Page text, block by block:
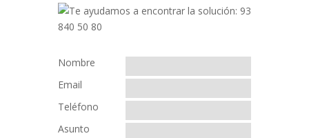
Nombre
Email
Teléfono
Asunto